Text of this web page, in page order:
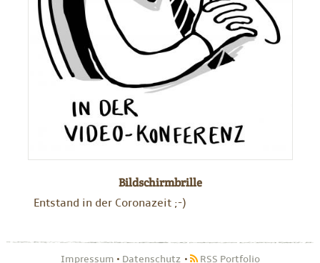
Bildschirmbrille
Entstand in der Coronazeit ;-)
Impressum • Datenschutz RSS Portfolio